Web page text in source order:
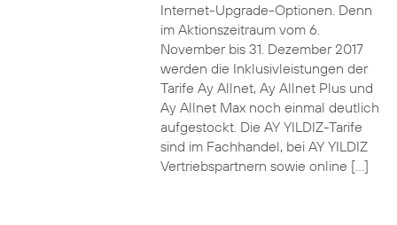
Internet-Upgrade-Optionen. Denn
im Aktionszeitraum vom 6.
November bis 31. Dezember 2017
werden die Inklusivleistungen der
Tarife Ay Allnet, Ay Allnet Plus und
Ay Allnet Max noch einmal deutlich
aufgestockt. Die AY YILDIZ-Tarife
sind im Fachhandel, bei AY YILDIZ
Vertriebspartnern sowie online […]